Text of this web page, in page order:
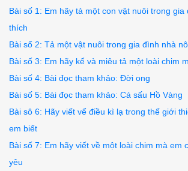
Bài số 1: Em hãy tả một con vật nuôi trong gia
thích
Bài số 2: Tả một vật nuôi trong gia đình nhà
Bài số 3: Em hãy kể và miêu tả một loài chim
Bài số 4: Bài đọc tham khảo: Đời ong
Bài số 5: Bài đọc tham khảo: Cá sấu Hồ Vàng
Bài sô 6: Hãy viết vể điều kì lạ trong thế giới
em biết
Bài số 7: Em hãy viết về một loài chim mà em
yêu